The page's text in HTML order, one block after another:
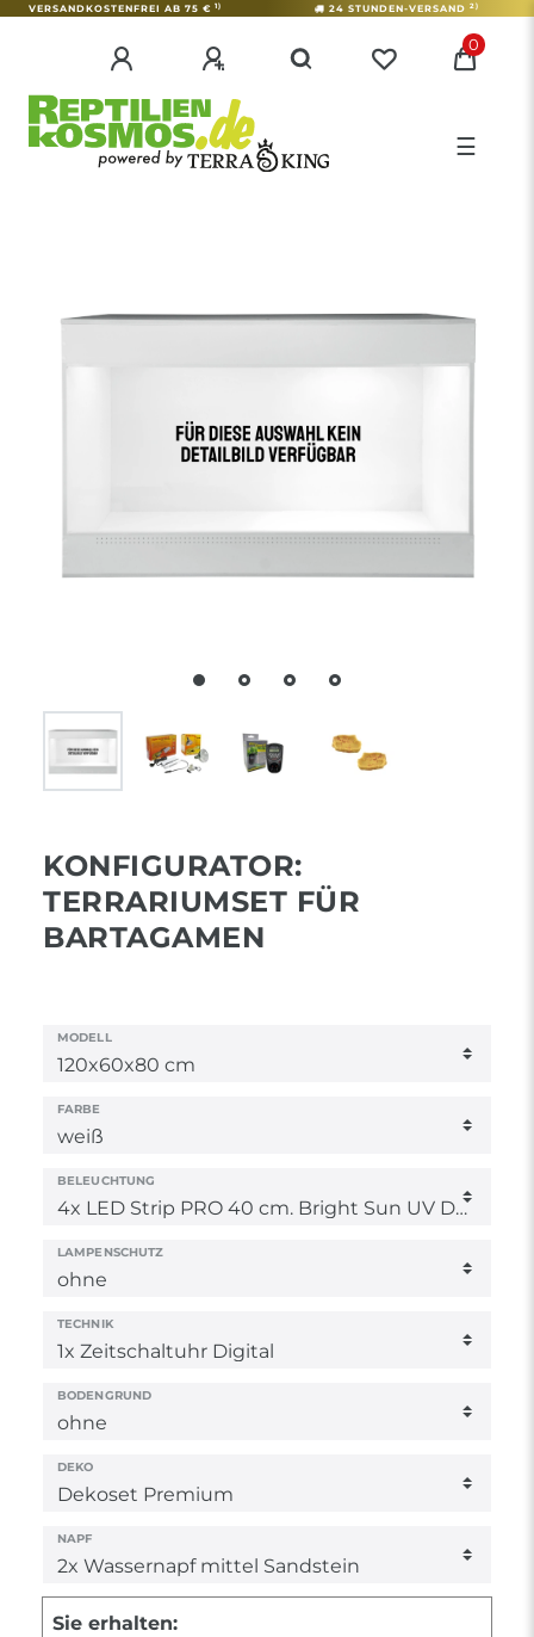
VERSANDKOSTENFREI AB 75 € 1) 24 STUNDEN-VERSAND 2)
0
☰
KONFIGURATOR:
TERRARIUMSET FÜR
BARTAGAMEN
MODELL
FARBE
BELEUCHTUNG
LAMPENSCHUTZ
TECHNIK
BODENGRUND
DEKO
NAPF
Sie erhalten: